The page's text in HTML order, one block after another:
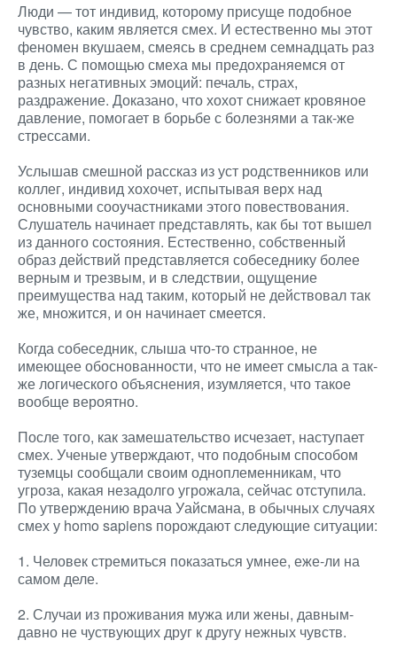
Люди — тот индивид, которому присуще подобное
чувство, каким является смех. И естественно мы этот
феномен вкушаем, смеясь в среднем семнадцать раз
в день. С помощью смеха мы предохраняемся от
разных негативных эмоций: печаль, страх,
раздражение. Доказано, что хохот снижает кровяное
давление, помогает в борьбе с болезнями а так-же
стрессами.
Услышав смешной рассказ из уст родственников или
коллег, индивид хохочет, испытывая верх над
основными сооучастниками этого повествования.
Слушатель начинает представлять, как бы тот вышел
из данного состояния. Естественно, собственный
образ действий представляется собеседнику более
верным и трезвым, и в следствии, ощущение
преимущества над таким, который не действовал так
же, множится, и он начинает смеется.
Когда собеседник, слыша что-то странное, не
имеющее обоснованности, что не имеет смысла а так-
же логического объяснения, изумляется, что такое
вообще вероятно.
После того, как замешательство исчезает, наступает
смех. Ученые утверждают, что подобным способом
туземцы сообщали своим одноплеменникам, что
угроза, какая незадолго угрожала, сейчас отступила.
По утверждению врача Уайсмана, в обычных случаях
смех у homo sapiens порождают следующие ситуации:
1. Человек стремиться показаться умнее, еже-ли на
самом деле.
2. Случаи из проживания мужа или жены, давным-
давно не чуствующих друг к другу нежных чувств.